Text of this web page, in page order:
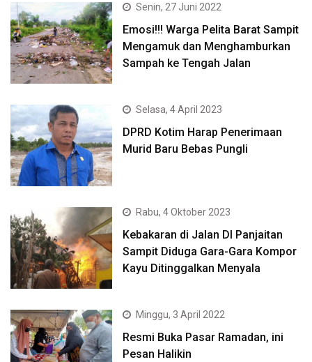
Senin, 27 Juni 2022
Emosi!!! Warga Pelita Barat Sampit
Mengamuk dan Menghamburkan
Sampah ke Tengah Jalan
Selasa, 4 April 2023
DPRD Kotim Harap Penerimaan
Murid Baru Bebas Pungli
Rabu, 4 Oktober 2023
Kebakaran di Jalan DI Panjaitan
Sampit Diduga Gara-Gara Kompor
Kayu Ditinggalkan Menyala
Minggu, 3 April 2022
Resmi Buka Pasar Ramadan, ini
Pesan Halikin